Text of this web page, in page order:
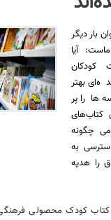
بار دیگر
آیا
کودکان
بهتر
را پر
کتاب‌های
چگونه
به
را هدیه
کتاب کودک محصولی